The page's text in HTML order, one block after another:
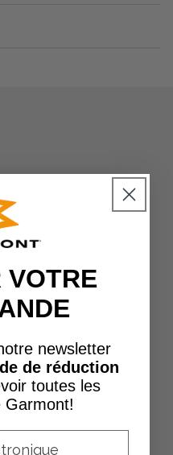
VOTRE
newsletter
de réduction
toutes les
Garmont!